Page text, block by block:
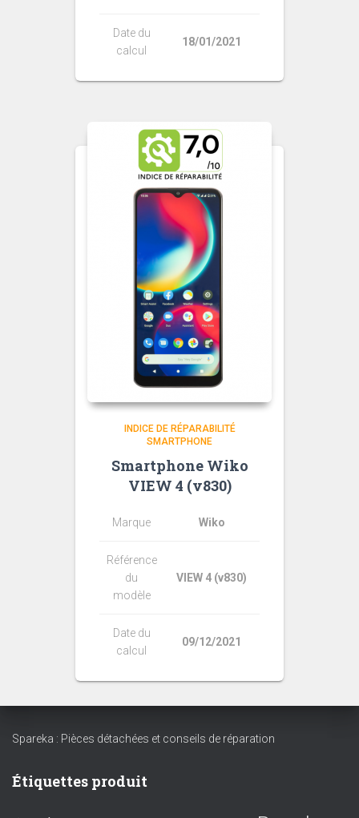
Date du
calcul
18/01/2021
INDICE DE RÉPARABILITÉ
SMARTPHONE
Smartphone Wiko
VIEW 4 (v830)
Marque Wiko
Référence
du
modèle
VIEW 4 (v830)
Date du
calcul
09/12/2021
Spareka : Pièces détachées et conseils de réparation
Étiquettes produit